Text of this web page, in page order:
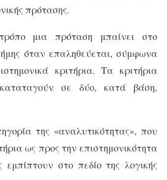
πρότασης.
μια πρόταση μπαίνει στο
όταν επαληθεύεται, σύμφωνα
κριτήρια. Τα κριτήρια
σε δύο, κατά βάση,
της «αναλυτικότητας», που
ως προς την επιστημονικότητα
εμπίπτουν στο πεδίο της λογικής